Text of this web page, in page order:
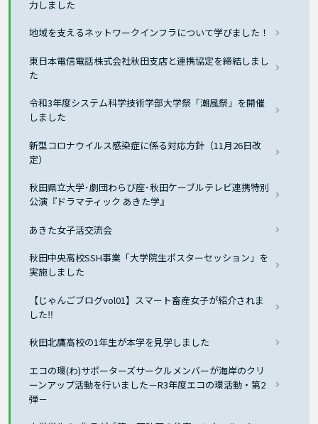
力しました
地域を支えるネットワークインフラについて学びました！
東日本電信電話株式会社秋田支店と連携協定を締結しまし
た
令和3年度システム科学技術学部大学祭「潮風祭」を開催
しました
新型コロナウイルス感染症に係る対応方針（11月26日改
定）
秋田県立大学･劇団わらび座･秋田ケーブルテレビ連携特別
公演『ドラマティック あきた学』
あきた女子活交流会
秋田中央高校SSH事業「大学院生ポスターセッション」を
実施しました
【じゃんごブログvol01】スマート畜産女子が紹介されま
した‼
秋田北鷹高校の1年生が本学を見学しました
エコの環(わ)サポーターズサークルメンバーが海岸のクリ
ーンアップ活動を行いました－R3年度エコの環活動・第2
弾－